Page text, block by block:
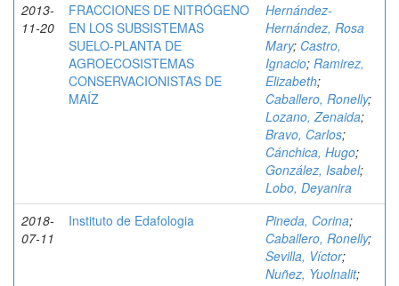
2013-
11-20
FRACCIONES DE NITRÓGENO
EN LOS SUBSISTEMAS
SUELO-PLANTA DE
AGROECOSISTEMAS
CONSERVACIONISTAS DE
MAÍZ
Hernández-
Hernández, Rosa
Mary; Castro,
Ignacio; Ramirez,
Elizabeth;
Caballero, Ronelly;
Lozano, Zenaida;
Bravo, Carlos;
Cánchica, Hugo;
González, Isabel;
Lobo, Deyanira
2018-
07-11
Instituto de Edafologia Pineda, Corina;
Caballero, Ronelly;
Sevilla, Víctor;
Nuñez, Yuolnalit;